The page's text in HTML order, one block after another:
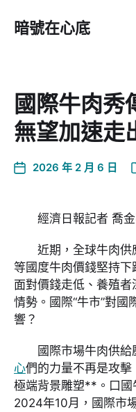
暗號在心底
國際牛肉秀
無望加速走
2026 年 2 月 6 日
經濟日報記者 喬
近期，全球牛肉
等國度牛肉價錢堅持
面對價錢走低、養殖
情勢。國際“牛市”對國
響？
國際市場牛肉供
心們的力量不再是攻
極端背景雕塑**。口國
2024年10月，國際市